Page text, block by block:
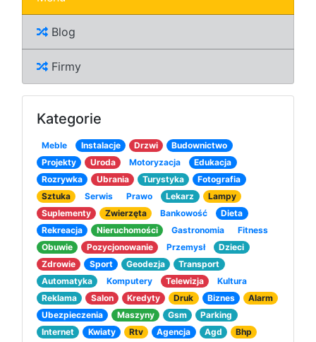
Blog
Firmy
Kategorie
Meble Instalacje Drzwi
Budownictwo
Projekty
Uroda Motoryzacja
Edukacja
Rozrywka
Ubrania Turystyka
Fotografia
Sztuka
Serwis Prawo Lekarz
Lampy
Suplementy
Zwierzęta Bankowość
Dieta
Rekreacja
Nieruchomości Gastronomia
Fitness
Obuwie
Pozycjonowanie Przemysł
Dzieci
Zdrowie
Sport Geodezja
Transport
Automatyka
Komputery Telewizja
Kultura
Reklama
Salon Kredyty Druk Biznes
Alarm
Ubezpieczenia
Maszyny Gsm
Parking
Internet
Kwiaty Rtv Agencja Agd
Bhp